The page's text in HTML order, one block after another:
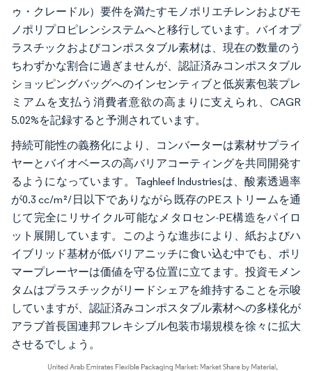
ゥ・クレードル）要件を満たすモノポリエチレンおよびモ
ノポリプロピレンシステムへと移行しています。バイオプ
ラスチックおよびコンポスタブル素材は、現在の数量のう
ちわずかな割合に過ぎませんが、認証済みコンポスタブル
ショッピングバッグへのインセンティブと低炭素包装プレ
ミアムを支払う消費者意欲の高まりに支えられ、CAGR
5.02%を記録すると予測されています。
持続可能性の義務化により、コンバーターは素材サプライ
ヤーとバイオベースの高バリアコーティングを共同開発す
るようになっています。Taghleef Industriesは、酸素透過率
が0.3 cc/m²/日以下でありながら既存のPEストリームを通
じて完全にリサイクル可能なメタロセン-PE構造をパイロ
ット展開しています。このような進歩により、紙およびハ
イブリッド基材が低バリアニッチに食い込む中でも、ポリ
マープレーヤーは価値を守る位置に立てます。投資モメン
タムはプラスチックがリードシェアを維持することを示唆
していますが、認証済みコンポスタブル素材への多様化が
アラブ首長国連邦フレキシブル包装市場規模を徐々に拡大
させるでしょう。